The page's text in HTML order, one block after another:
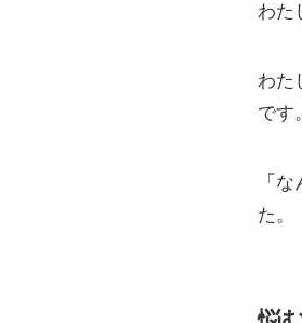
わた
わた
です。
「
た。